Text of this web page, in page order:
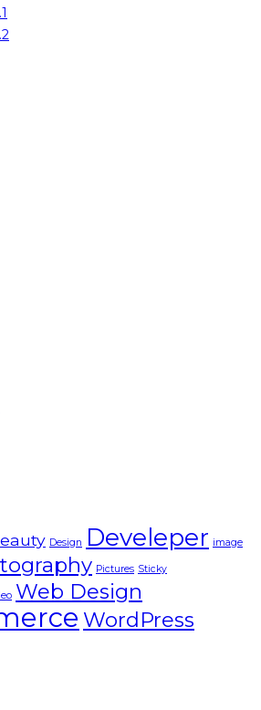
Design Develeper image
Pictures Sticky
Web Design
WordPress